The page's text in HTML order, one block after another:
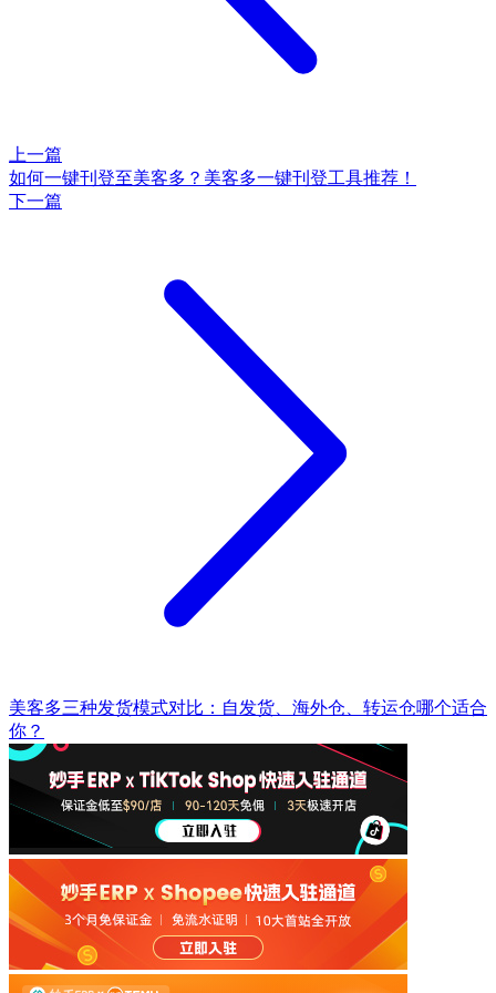
上一篇
如何一键刊登至美客多？美客多一键刊登工具推荐！
下一篇
美客多三种发货模式对比：自发货、海外仓、转运仓哪个适合
你？